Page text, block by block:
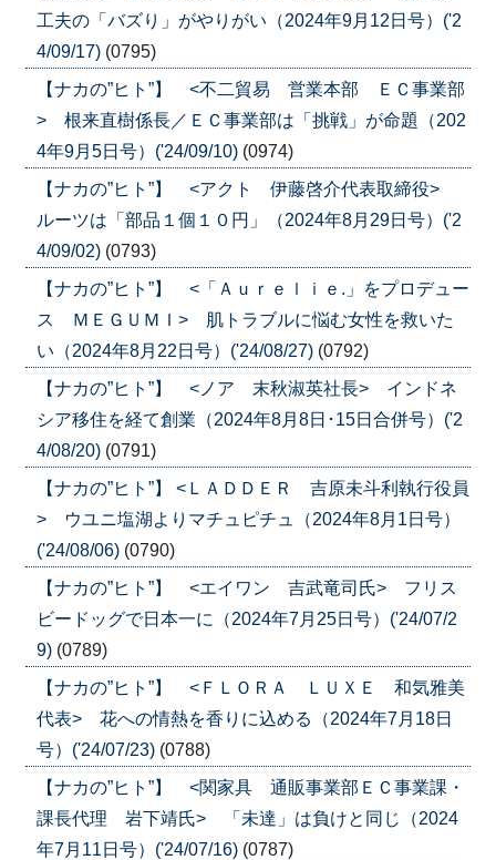
工夫の「バズり」がやりがい（2024年9月12日号）('2
4/09/17) (0795)
【ナカの”ヒト”】 <不二貿易 営業本部 ＥＣ事業部
> 根来直樹係長／ＥＣ事業部は「挑戦」が命題（202
4年9月5日号）('24/09/10) (0974)
【ナカの”ヒト”】 <アクト 伊藤啓介代表取締役>
ルーツは「部品１個１０円」（2024年8月29日号）('2
4/09/02) (0793)
【ナカの”ヒト”】 <「Ａｕｒｅｌｉｅ.」をプロデュー
ス ＭＥＧＵＭＩ> 肌トラブルに悩む女性を救いた
い（2024年8月22日号）('24/08/27) (0792)
【ナカの”ヒト”】 <ノア 末秋淑英社長> インドネ
シア移住を経て創業（2024年8月8日･15日合併号）('2
4/08/20) (0791)
【ナカの”ヒト”】 <ＬＡＤＤＥＲ 吉原未斗利執行役員
> ウユニ塩湖よりマチュピチュ（2024年8月1日号）
('24/08/06) (0790)
【ナカの”ヒト”】 <エイワン 吉武竜司氏> フリス
ビードッグで日本一に（2024年7月25日号）('24/07/2
9) (0789)
【ナカの”ヒト”】 <ＦＬＯＲＡ ＬＵＸＥ 和気雅美
代表> 花への情熱を香りに込める（2024年7月18日
号）('24/07/23) (0788)
【ナカの”ヒト”】 <関家具 通販事業部ＥＣ事業課・
課長代理 岩下靖氏> 「未達」は負けと同じ（2024
年7月11日号）('24/07/16) (0787)